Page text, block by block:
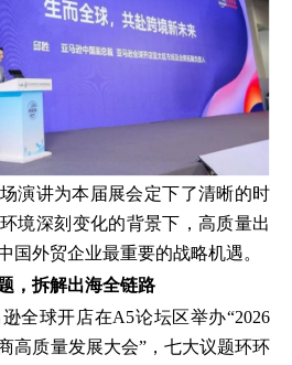
演讲为本届展会定下了清晰的时
境深刻变化的背景下，高质量出
国外贸企业最重要的战略机遇。
，拆解出海全链路
全球开店在A5论坛区举办“2026
高质量发展大会”，七大议题环环